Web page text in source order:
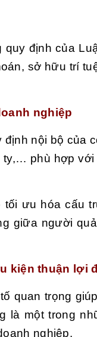
định của
sở hữu trí
nghiệp
nội bộ của
phù hợp
ưu hóa cấu
giữa người
kiện thuận lợi
quan trọng
là một trong
nghiệp.